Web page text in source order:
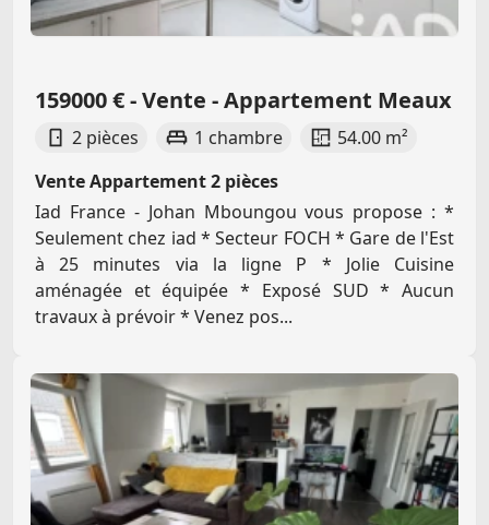
159000 € - Vente - Appartement Meaux
2 pièces 1 chambre
54.00 m²
Vente Appartement 2 pièces
Iad France - Johan Mboungou vous propose : *
Seulement chez iad * Secteur FOCH * Gare de l'Est
à 25 minutes via la ligne P * Jolie Cuisine
aménagée et équipée * Exposé SUD * Aucun
travaux à prévoir * Venez pos...